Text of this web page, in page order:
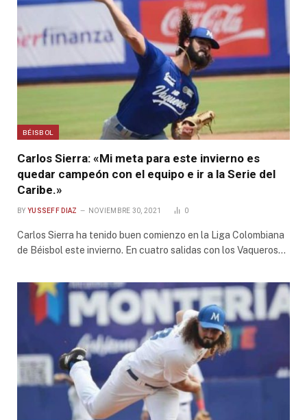
BÉISBOL
Carlos Sierra: «Mi meta para este invierno es
quedar campeón con el equipo e ir a la Serie del
Caribe.»
BY YUSSEFF DIAZ NOVIEMBRE 30, 2021 0
Carlos Sierra ha tenido buen comienzo en la Liga Colombiana
de Béisbol este invierno. En cuatro salidas con los Vaqueros…